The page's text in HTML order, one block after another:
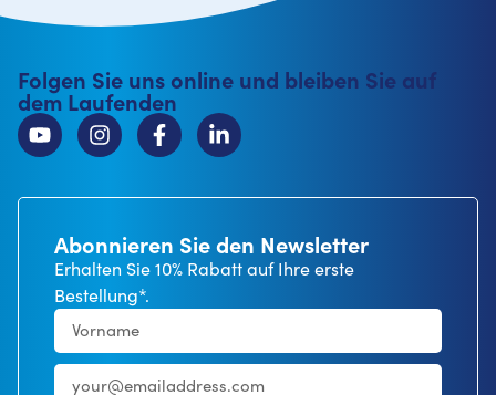
Folgen Sie uns online und bleiben Sie auf
dem Laufenden
Abonnieren Sie den Newsletter
Erhalten Sie 10% Rabatt auf Ihre erste
Bestellung*.